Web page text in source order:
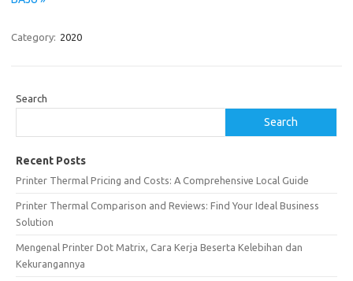
Category: 2020
Search
Search
Recent Posts
Printer Thermal Pricing and Costs: A Comprehensive Local Guide
Printer Thermal Comparison and Reviews: Find Your Ideal Business
Solution
Mengenal Printer Dot Matrix, Cara Kerja Beserta Kelebihan dan
Kekurangannya